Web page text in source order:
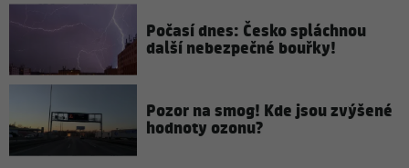
Počasí dnes: Česko spláchnou
další nebezpečné bouřky!
Pozor na smog! Kde jsou zvýšené
hodnoty ozonu?